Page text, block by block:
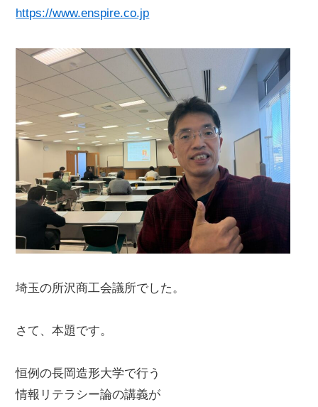
https://www.enspire.co.jp
埼玉の所沢商工会議所でした。
さて、本題です。
恒例の長岡造形大学で行う
情報リテラシー論の講義が